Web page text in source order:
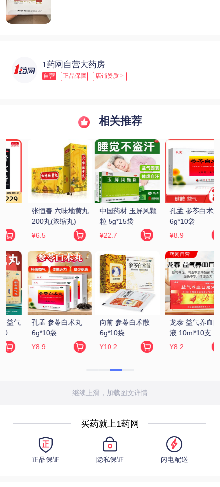
1药网自营大药房
自营 正品保障 店铺资质 >
相关推荐
中国药材 玉屏风颗
粒 5g*15袋
¥22.7
孔孟 参苓白术丸
6g*10袋
¥8.9
叶真堂 生脉饮(党参
方) 10ml*10支
¥3.5
向前 参苓白术散
6g*10袋
¥10.2
龙泰 益气养血口服
液 10ml*10支
¥8.2
同仁堂 生脉饮(党参
方) 10ml*10支
¥26.9
继续上滑，加载图文详情
买药就上1药网
正品保证 隐私保证 闪电配送